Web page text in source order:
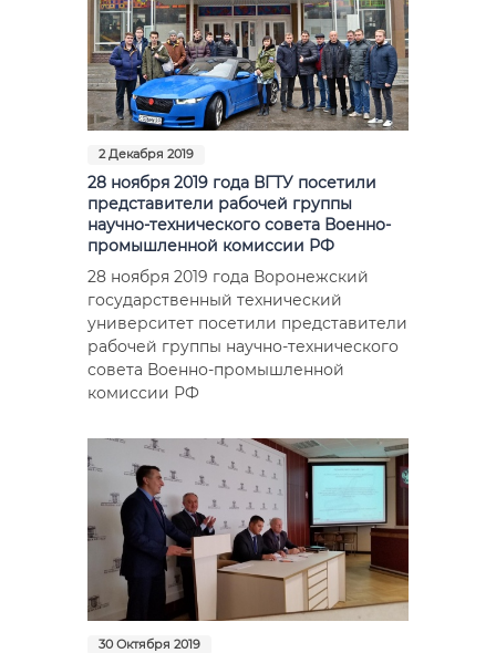
2 Декабря 2019
28 ноября 2019 года ВГТУ посетили
представители рабочей группы
научно-технического совета Военно-
промышленной комиссии РФ
28 ноября 2019 года Воронежский
государственный технический
университет посетили представители
рабочей группы научно-технического
совета Военно-промышленной
комиссии РФ
30 Октября 2019